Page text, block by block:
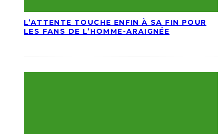
L’ATTENTE TOUCHE ENFIN À SA FIN POUR
LES FANS DE L’HOMME-ARAIGNÉE